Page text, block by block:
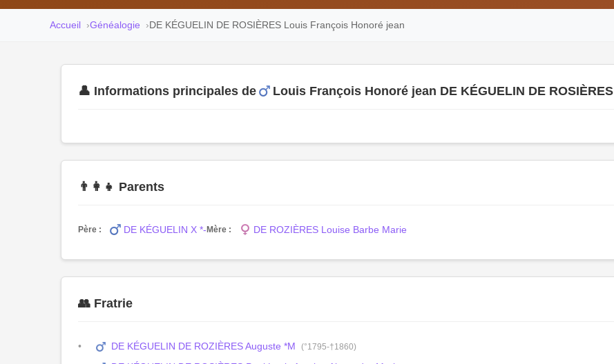
Accueil Généalogie DE KÉGUELIN DE ROSIÈRES Louis François Honoré jean
👤 Informations principales de Louis François Honoré jean DE KÉGUELIN DE ROSIÈRES
👨‍👩‍👧 Parents
Père : DE KÉGUELIN X *-Mère : DE ROZIÈRES Louise Barbe Marie
👥 Fratrie
DE KÉGUELIN DE ROZIÈRES Auguste *M (°1795-†1860)